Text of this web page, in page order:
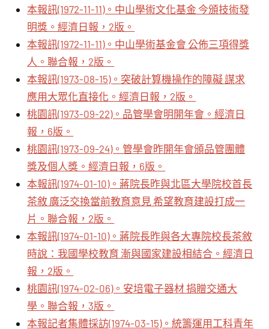
本報訊(1972-11-11)。中山學術文化基金 今頒技術發
明獎。經濟日報，2版。
本報訊(1972-11-11)。中山學術基金會 公佈三項得獎
人。聯合報，2版。
本報訊(1973-08-15)。突破計算機操作的障礙 謀求
應用大眾化直接化。經濟日報，2版。
桃園訊(1973-09-22)。品管學會明開年會。經濟日
報，6版。
桃園訊(1973-09-24)。管學會昨開年會頒品管團體
獎及個人獎。經濟日報，6版。
本報訊(1974-01-10)。蔣院長昨與北區大學院校首長
茶敘 廣泛交換當前教育意見 希望教育建設打成一
片。聯合報，2版。
本報訊(1974-01-10)。蔣院長昨與各大專院校長茶敘
時說：我國學校教育 漸與國家建設相結合。經濟日
報，2版。
桃園訊(1974-02-06)。安培電子器材 捐贈交通大
學。聯合報，3版。
本報記者集體採訪(1974-03-15)。統籌運用工科青年